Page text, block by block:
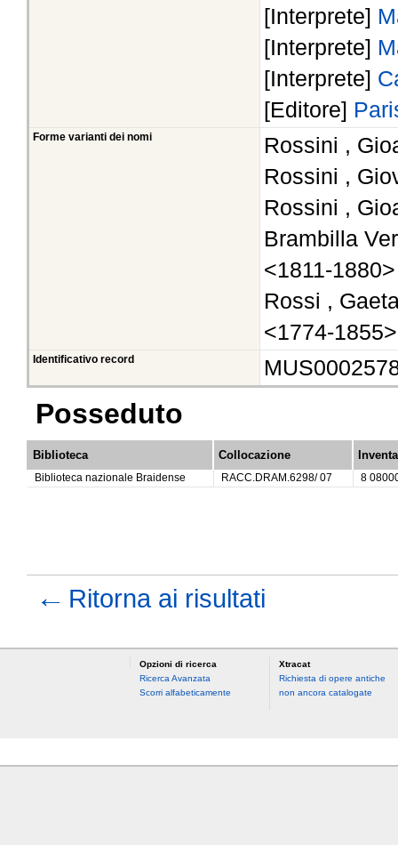
[Interprete]
[Interprete]
[Interprete]
[Editore]
Forme varianti dei nomi
Rossini ,
Rossini ,
Rossini ,
Brambilla
<1811-1880>
Rossi ,
<1774-1855>
Identificativo record
Posseduto
Biblioteca Collocazione
Biblioteca nazionale Braidense RACC.DRAM.6298/ 07 8
← Ritorna ai risultati
Opzioni di ricerca
Ricerca Avanzata
Scorri alfabeticamente
Xtracat
Richiesta di opere antiche
non ancora catalogate